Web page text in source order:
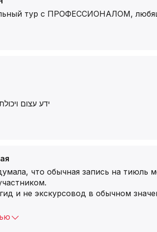
тур с ПРОФЕССИОНАЛОМ,
ידע עצום
что обычная запись на тиюль
и не экскурсовод в обычном